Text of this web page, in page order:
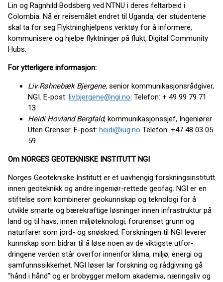
Lin og Ragnhild Bodsberg ved NTNU i deres feltarbeid i
Colombia. Nå er reisemålet endret til Uganda, der studentene
skal ta for seg Flyktninghjelpens verktøy for å informere,
kommunisere og hjelpe flyktninger på flukt, Digital Community
Hubs.
For ytterligere informasjon:
Liv Røhnebæk Bjergene, senior kommunikasjonsrådgiver,
NGI. E-post: liv.bjergene@ngi.no: Telefon: + 49 99 79 71
13
Heidi Hovland Bergfald, kommunikasjonssjef, Ingeniører
Uten Grenser. E-post: heidi@iug.no Telefon: +47 48 03 05
59
Om NORGES GEOTEKNISKE INSTITUTT NGI
Norges Geotekniske Institutt er et uavhengig forskningsinstitutt
innen geoteknikk og andre ingeniør-rettede geofag. NGI er en
stiftelse som kombinerer geokunnskap og teknologi for å
utvikle smarte og bærekraftige løsninger innen infrastruktur på
land og til havs, innen miljøteknologi, forurenset grunn og
naturfarer som jord- og snøskred. Forskningen til NGI leverer
kunnskap som bidrar til å løse noen av de viktigste utfor-
dringene verden står overfor innenfor klima, miljø, energi og
samfunnssikkerhet. NGI løser lar forskning og rådgivning gå
“hånd i hånd” og er brobygger mellom akademia, næringsliv og